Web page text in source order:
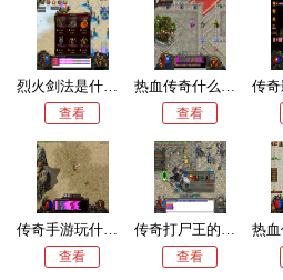
烈火剑法是什么伤害类型
查看
热血传奇什么怪爆特戒
查看
传奇手游玩什么职业的人多些
查看
传奇打尸王的地方在哪
查看